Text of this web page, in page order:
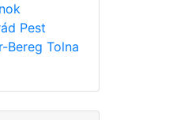
Pest
Bereg Tolna